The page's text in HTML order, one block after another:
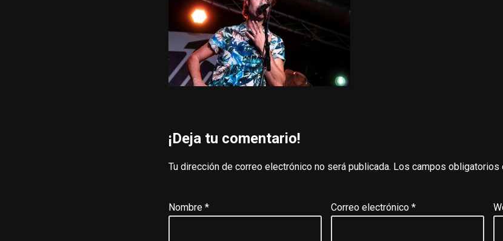
¡Deja tu comentario!
Tu dirección de correo electrónico no será publicada. Los campos obligatorios
Nombre * Correo electrónico *